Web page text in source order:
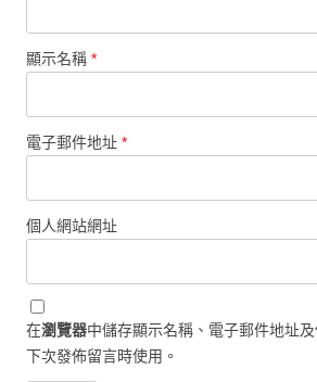
顯示名稱 *
電子郵件地址 *
個人網站網址
在瀏覽器中儲存顯示名稱、電子郵件地址
下次發佈留言時使用。